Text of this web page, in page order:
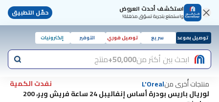
استكشف أحدث العروض
واستمتع بتجربة تسوّق مذهلة! حمّل التطبيق
توصيل بموعد سريع توصيل فوري التوفير إلكترونيات
ابحث بين أكثر من50,000+ منتج
منتجات أُخرى منL'Oreal
نفدت الكمية
لوريال باريس بودرة أساس إنفاليبل 24 ساعة فريش وير، 200